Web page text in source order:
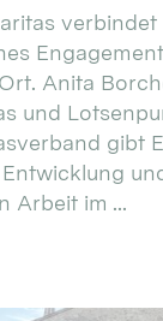
Anita
und
gibt
Arbeit im ...